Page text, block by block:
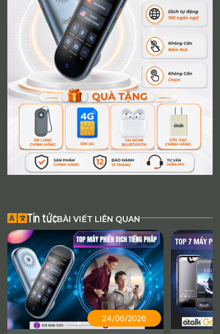
Tin tứcBÀI VIẾT LIÊN QUAN
24/06/2026